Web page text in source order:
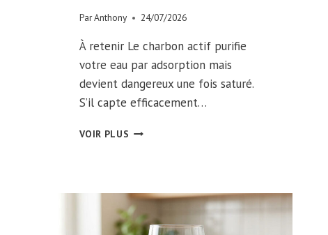
ParAnthony 24/07/2026
À retenir Le charbon actif purifie
votre eau par adsorption mais
devient dangereux une fois saturé.
S’il capte efficacement…
VOIR PLUS CHARBON
DANGER
RÉEL